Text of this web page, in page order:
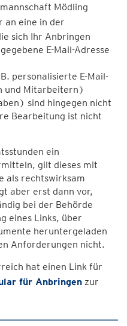
Mödling
an eine in der
sich Ihr Anbringen
E-Mail-Adresse
personalisierte E-Mail-
und Mitarbeitern)
sind hingegen nicht
Bearbeitung ist nicht
ein
gilt dieses mit
als rechtswirksam
aber erst dann vor,
bei der Behörde
eines Links, über
heruntergeladen
Anforderungen nicht.
hat einen Link für
für Anbringen zur